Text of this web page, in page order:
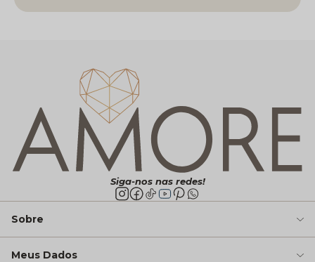
Siga-nos nas redes!
Sobre
Meus Dados